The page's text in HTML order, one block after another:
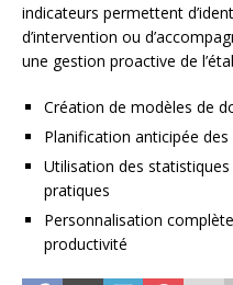
indicateurs permettent
d’intervention ou
une gestion proactive de
Création de modèles de
Planification anticipée
Utilisation des
pratiques
Personnalisation
productivité